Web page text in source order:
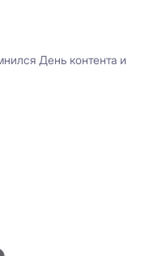
День контента и